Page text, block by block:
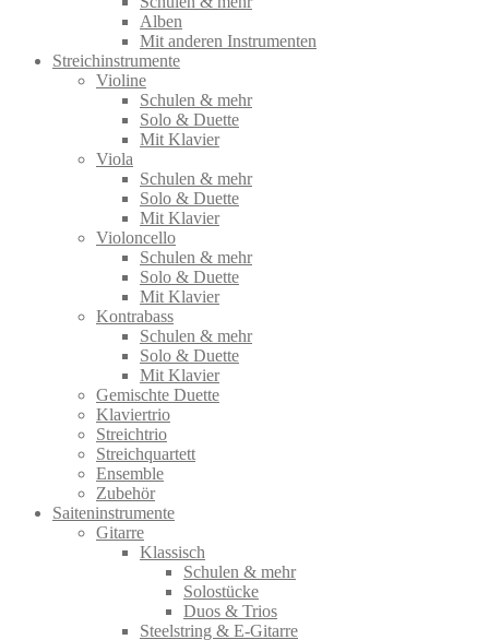
Alben
Mit anderen Instrumenten
Streichinstrumente
Violine
Schulen & mehr
Solo & Duette
Mit Klavier
Viola
Schulen & mehr
Solo & Duette
Mit Klavier
Violoncello
Schulen & mehr
Solo & Duette
Mit Klavier
Kontrabass
Schulen & mehr
Solo & Duette
Mit Klavier
Gemischte Duette
Klaviertrio
Streichtrio
Streichquartett
Ensemble
Zubehör
Saiteninstrumente
Gitarre
Klassisch
Schulen & mehr
Solostücke
Duos & Trios
Steelstring & E-Gitarre